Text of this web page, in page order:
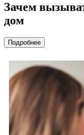
Зачем
дом
Подробнее